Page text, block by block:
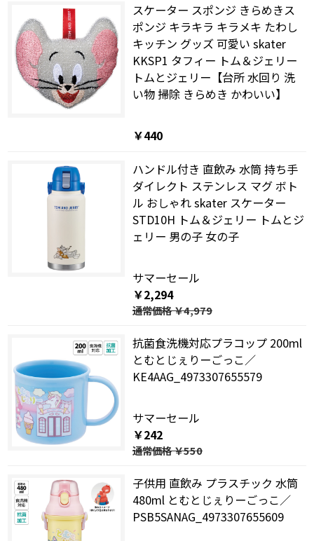
スケーター スポンジ きらめきス
ポンジ キラキラ キラメキ たわし
キッチン グッズ 可愛い skater
KKSP1 タフィー トム＆ジェリー
トムとジェリー【台所 水回り 洗
い物 掃除 きらめき かわいい】
￥440
ハンドル付き 直飲み 水筒 持ち手
ダイレクト ステンレス マグ ボト
ル おしゃれ skater スケーター
STD10H トム＆ジェリー トムとジ
ェリー 男の子 女の子
サマーセール
￥2,294
通常価格￥4,979
抗菌食洗機対応プラコップ 200ml
とむとじぇりーごっこ／
KE4AAG_4973307655579
サマーセール
￥242
通常価格￥550
子供用 直飲み プラスチック 水筒
480ml とむとじぇりーごっこ／
PSB5SANAG_4973307655609